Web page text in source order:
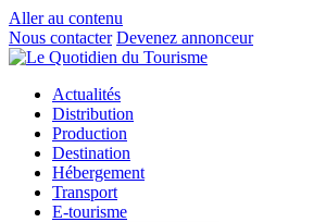
Aller au contenu
Nous contacter Devenez annonceur
Actualités
Distribution
Production
Destination
Hébergement
Transport
E-tourisme